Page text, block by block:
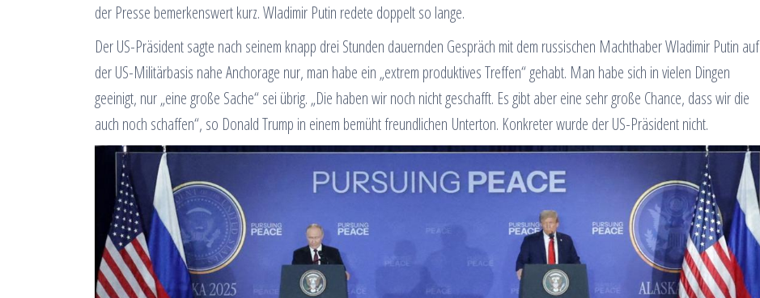
der Presse bemerkenswert kurz. Wladimir Putin redete doppelt so lange.
Der US-Präsident sagte nach seinem knapp drei Stunden dauernden Gespräch mit dem russischen Machthaber Wladimir Putin auf
der US-Militärbasis nahe Anchorage nur, man habe ein „extrem produktives Treffen“ gehabt. Man habe sich in vielen Dingen
geeinigt, nur „eine große Sache“ sei übrig. „Die haben wir noch nicht geschafft. Es gibt aber eine sehr große Chance, dass wir die
auch noch schaffen“, so Donald Trump in einem bemüht freundlichen Unterton. Konkreter wurde der US-Präsident nicht.